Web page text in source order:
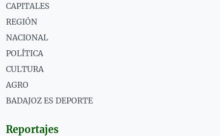
CAPITALES
REGIÓN
NACIONAL
POLÍTICA
CULTURA
AGRO
BADAJOZ ES DEPORTE
Reportajes